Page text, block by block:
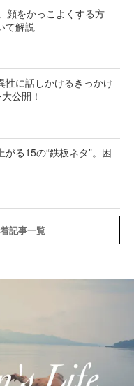
顔をかっこよくする方
て解説
性に話しかけるきっかけ
公開！
る15の“鉄板ネタ”。困
記事一覧